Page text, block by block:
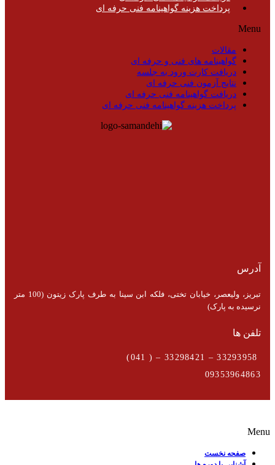
پرداخت هزینه گواهینامه فنی حرفه ای
Menu
مقالات
گواهینامه های فنی و حرفه ای
دریافت کارت ورود به جلسه
نتایج آزمون فنی حرفه ای
دریافت گواهینامه فنی حرفه ای
پرداخت هزینه گواهینامه فنی حرفه ای
آدرس
تبریز، ولیعصر، خیابان تختی، فلکه ابن سینا به طرف پارک زیتون (100 متر
نرسیده به پارک)
تلفن ها
09353964863
Menu
صفحه نخست